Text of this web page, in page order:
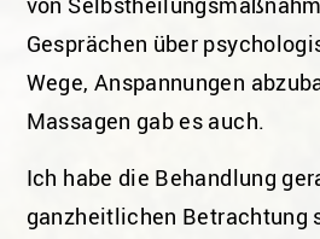
Gesprächen über
Wege, Anspannungen
Massagen gab es auch.
Ich habe die Behandlung
ganzheitlichen Betrachtung